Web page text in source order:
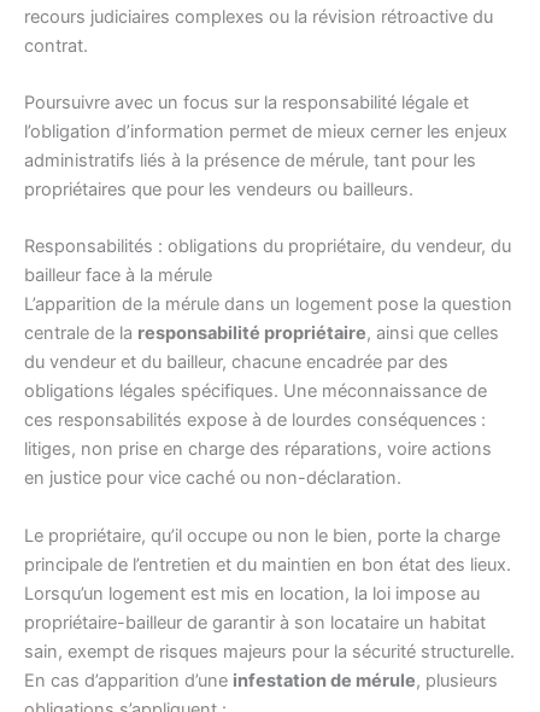
recours judiciaires complexes ou la révision rétroactive du
contrat.
Poursuivre avec un focus sur la responsabilité légale et
l’obligation d’information permet de mieux cerner les enjeux
administratifs liés à la présence de mérule, tant pour les
propriétaires que pour les vendeurs ou bailleurs.
Responsabilités : obligations du propriétaire, du vendeur, du
bailleur face à la mérule
L’apparition de la mérule dans un logement pose la question
centrale de la responsabilité propriétaire, ainsi que celles
du vendeur et du bailleur, chacune encadrée par des
obligations légales spécifiques. Une méconnaissance de
ces responsabilités expose à de lourdes conséquences :
litiges, non prise en charge des réparations, voire actions
en justice pour vice caché ou non-déclaration.
Le propriétaire, qu’il occupe ou non le bien, porte la charge
principale de l’entretien et du maintien en bon état des lieux.
Lorsqu’un logement est mis en location, la loi impose au
propriétaire-bailleur de garantir à son locataire un habitat
sain, exempt de risques majeurs pour la sécurité structurelle.
En cas d’apparition d’une infestation de mérule, plusieurs